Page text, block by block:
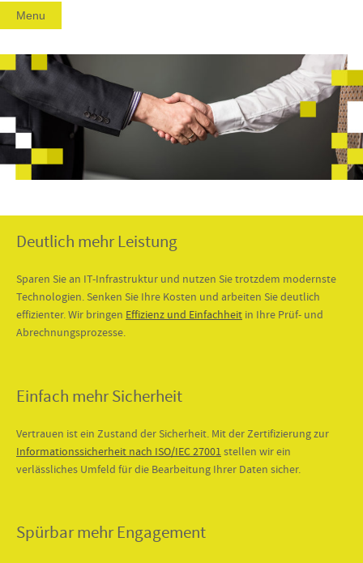
Menu
to
content
Deutlich mehr Leistung
Sparen Sie an IT-Infrastruktur und nutzen Sie trotzdem modernste
Technologien. Senken Sie Ihre Kosten und arbeiten Sie deutlich
effizienter. Wir bringen Effizienz und Einfachheit in Ihre Prüf- und
Abrechnungsprozesse.
Einfach mehr Sicherheit
Vertrauen ist ein Zustand der Sicherheit. Mit der Zertifizierung zur
Informationssicherheit nach ISO/IEC 27001 stellen wir ein
verlässliches Umfeld für die Bearbeitung Ihrer Daten sicher.
Spürbar mehr Engagement